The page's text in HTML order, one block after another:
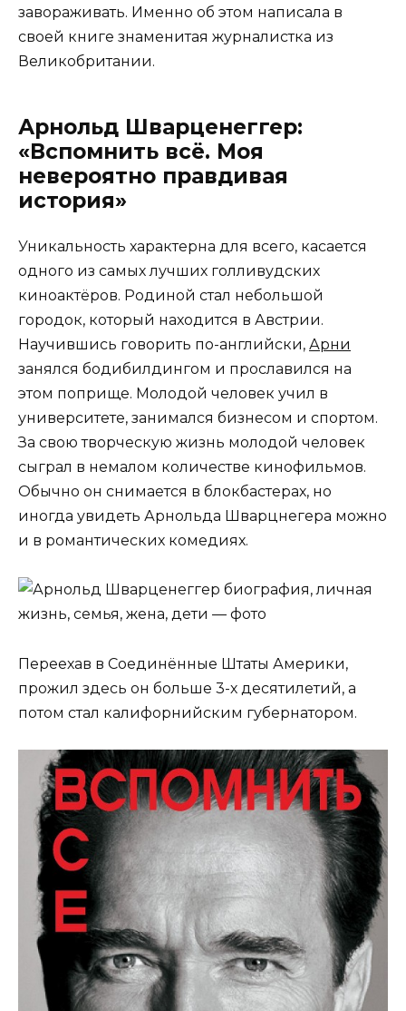
завораживать. Именно об этом написала в
своей книге знаменитая журналистка из
Великобритании.
Арнольд Шварценеггер:
«Вспомнить всё. Моя
невероятно правдивая
история»
Уникальность характерна для всего, касается
одного из самых лучших голливудских
киноактёров. Родиной стал небольшой
городок, который находится в Австрии.
Научившись говорить по-английски, Арни
занялся бодибилдингом и прославился на
этом поприще. Молодой человек учил в
университете, занимался бизнесом и спортом.
За свою творческую жизнь молодой человек
сыграл в немалом количестве кинофильмов.
Обычно он снимается в блокбастерах, но
иногда увидеть Арнольда Шварцнегера можно
и в романтических комедиях.
Переехав в Соединённые Штаты Америки,
прожил здесь он больше 3-х десятилетий, а
потом стал калифорнийским губернатором.